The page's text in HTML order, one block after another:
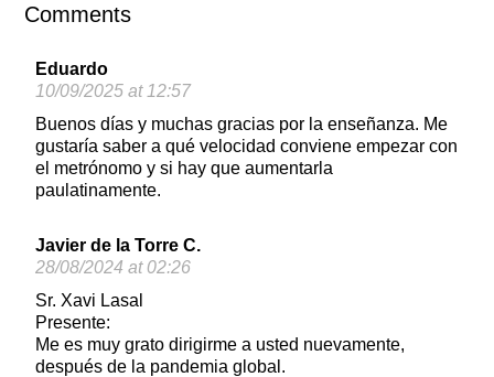
Comments
Eduardo
10/09/2025 at 12:57
Buenos días y muchas gracias por la enseñanza. Me
gustaría saber a qué velocidad conviene empezar con
el metrónomo y si hay que aumentarla
paulatinamente.
Javier de la Torre C.
28/08/2024 at 02:26
Sr. Xavi Lasal
Presente:
Me es muy grato dirigirme a usted nuevamente,
después de la pandemia global.